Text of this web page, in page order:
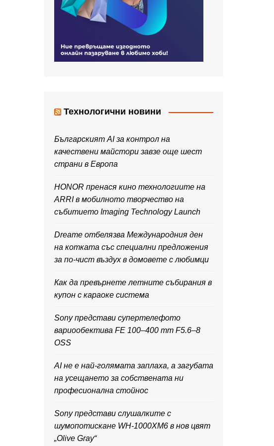
Технологични новини
Българският AI за контрол на
качествени майстори завзе още шест
страни в Европа
HONOR пренася кино технологиите на
ARRI в мобилното творчество на
събитието Imaging Technology Launch
Dreame отбелязва Международния ден
на котката със специални предложения
за по-чист въздух в домовете с любимци
Как да превърнете летните събирания в
купон с караоке система
Sony представи супертелефото
вариообектива FE 100–400 mm F5.6–8
OSS
AI не е най-голямата заплаха, а загубата
на усещането за собствената ни
професионална стойнос
Sony представи слушалките с
шумопотискане WH-1000XM6 в нов цвят
„Olive Gray“